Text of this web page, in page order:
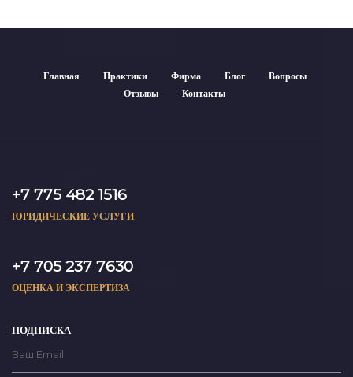
Главная Практики Фирма Блог
Вопросы
Отзывы
Контакты
+7 775 482 1516
ЮРИДИЧЕСКИЕ УСЛУГИ
+7 705 237 7630
ОЦЕНКА И ЭКСПЕРТИЗА
ПОДПИСКА